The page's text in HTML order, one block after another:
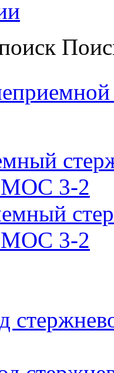
МОС 3-2